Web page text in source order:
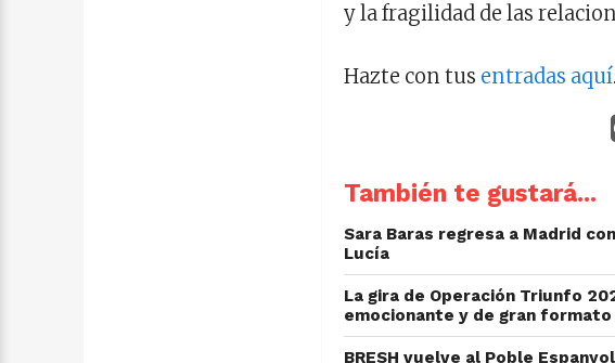
y la fragilidad de las
Hazte con tus entradas aquí.
También te gustará...
Sara Baras regresa a Madrid
Lucía
La gira de Operación Triunfo
emocionante y de gran formato
BRESH vuelve al Poble